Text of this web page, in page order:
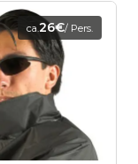
ca.26€/ Pers.